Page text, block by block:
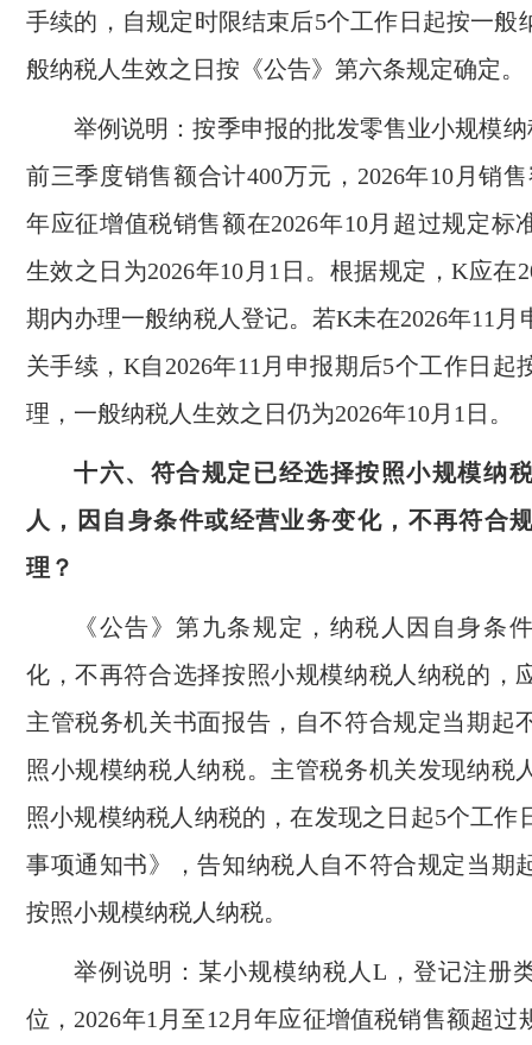
手续的，自规定时限结束后5个工作日起按一般
般纳税人生效之日按《公告》第六条规定确定。
举例说明：按季申报的批发零售业小规模纳
前三季度销售额合计400万元，2026年10月销
年应征增值税销售额在2026年10月超过规定标
生效之日为2026年10月1日。根据规定，K应在
期内办理一般纳税人登记。若K未在2026年11月
关手续，K自2026年11月申报期后5个工作日起
理，一般纳税人生效之日仍为2026年10月1日。
十六、符合规定已经选择按照小规模纳
人，因自身条件或经营业务变化，不再符合
理？
《公告》第九条规定，纳税人因自身条
化，不再符合选择按照小规模纳税人纳税的，
主管税务机关书面报告，自不符合规定当期起
照小规模纳税人纳税。主管税务机关发现纳税
照小规模纳税人纳税的，在发现之日起5个工作
事项通知书》，告知纳税人自不符合规定当期
按照小规模纳税人纳税。
举例说明：某小规模纳税人L，登记注册
位，2026年1月至12月年应征增值税销售额超过